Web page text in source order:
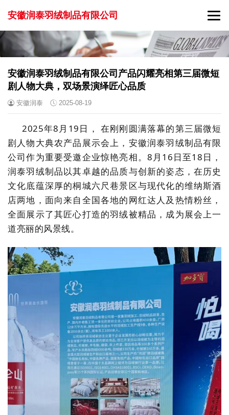
安徽润泰羽绒制品有限公司
安徽润泰羽绒制品有限公司产品闪耀亮相第三届微短
剧人物大典，双场景演绎匠心品质
安徽润泰 2025-08-19
2025年8月19日 ， 在刚刚圆满落幕的第三届微短
剧人物大典农产品展示会上，安徽润泰羽绒制品有限
公司作为重要受邀企业惊艳亮相。 8月16日至18日，
润泰羽绒制品以其卓越的品质与创新的姿态，在历史
文化底蕴深厚的桐城六尺巷景区与现代化的维纳斯酒
店两地，面向来自全国各地的网红达人及热情粉丝，
全面展示了其匠心打造的羽绒被精品，成为展会上一
道亮丽的风景线。